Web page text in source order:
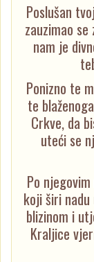
Poslušan
zauzimao
nam je
Ponizno te
te
Crkve, da
uteći se
Po
koji širi
blizinom i
Kraljice